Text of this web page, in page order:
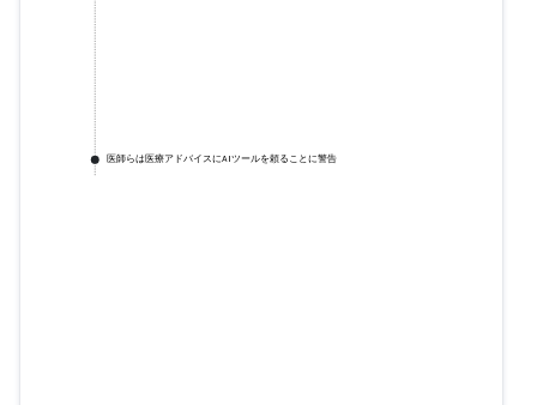
医師らは医療アドバイスにAIツールを頼ることに警告